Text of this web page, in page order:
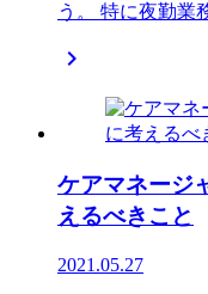
う。 特に夜勤業

ケアマネージ
えるべきこと
2021.05.27